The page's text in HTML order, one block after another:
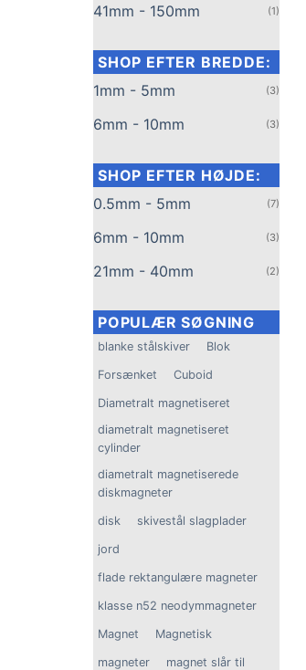
41mm - 150mm (1)
SHOP EFTER BREDDE:
1mm - 5mm
(3)
6mm - 10mm (3)
SHOP EFTER HØJDE:
0.5mm - 5mm
(7)
6mm - 10mm (3)
21mm - 40mm (2)
POPULÆR SØGNING
blanke stålskiver Blok
Forsænket Cuboid
Diametralt magnetiseret
diametralt magnetiseret
cylinder
diametralt magnetiserede
diskmagneter
disk skivestål slagplader
jord
flade rektangulære magneter
klasse n52 neodymmagneter
Magnet Magnetisk
magneter magnet slår til